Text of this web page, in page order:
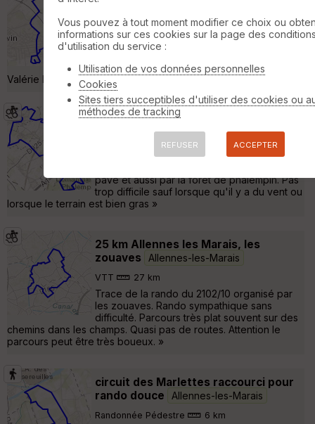
Ce circuit à partir de Camphin-en-
Carembault nous conduit sur le terril
vue sur la région. Créé par Claudine T. et
Valérie D. et Raymond C. »
Rando au depart de Gondecourt
pavé et aussi par la foret de phalempin. Pas
trop difficile sauf lorsque qu'il y a du vent ou
lorsque le terrain est bien gras »
25 km Allennes les Marais, les
zouaves
Allennes-les-Marais
VTT 27 km
Trace de la rando du 2102/10 organisé par
les zouaves. Rando sympathique sans
difficulté. Parcours très plat souvent sur des
chemins dans les champs. Quasi pas de routes. Attention le
parcours peut être très boueux. »
circuit des Marlettes raccourci pour
rando douce
Allennes-les-Marais
Randonnée Pédestre 6 km
Vous pouvez à tout moment modifier ce choix ou
informations sur ces cookies sur la page des
d'utilisation du service :
Utilisation de vos données personnelles
Cookies
Sites tiers succeptibles d'utiliser des cookies ou
méthodes de tracking
REFUSER ACCEPTER